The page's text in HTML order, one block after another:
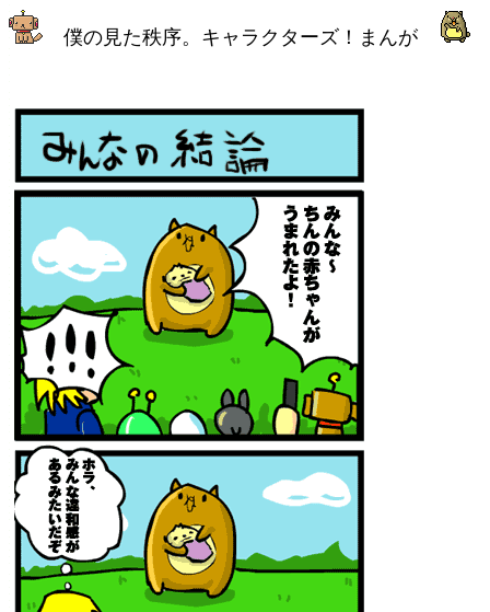
僕の見た秩序。キャラクターズ！まんが